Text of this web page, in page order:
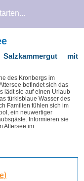
mit
des Kronbergs im
befindet sich das
lädt sie auf einen Urlaub
türkisblaue Wasser des
Familien fühlen sich im
ein neuwertiger
Informieren sie
Attersee im